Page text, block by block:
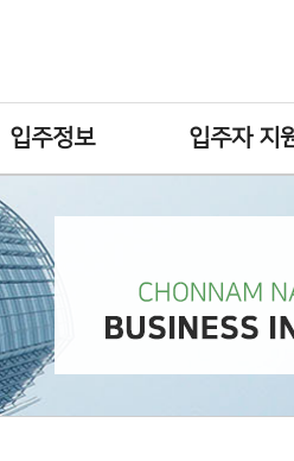
입주정보 입주자 지